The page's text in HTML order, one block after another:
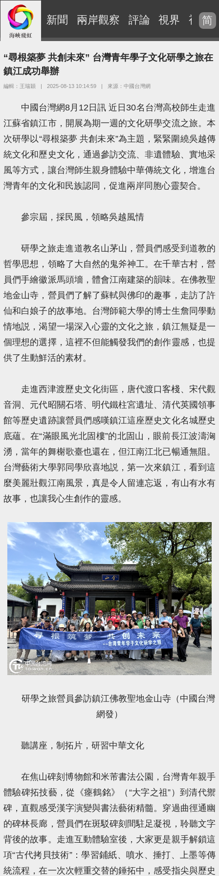
新聞 兩岸觀察 評論 視界 視頻
简
“尋根築夢 共創未來” 台灣青年學子文化研學之旅在
鎮江成功舉辦
編輯：王瑞穎 | 2025-08-13 10:14:59 | 來源：中國台灣網
中國台灣網8月12日訊 近日30名台灣高校師生走進
江蘇省鎮江市，開展為期一週的文化研學交流之旅。本
次研學以“尋根築夢 共創未來”為主題，緊緊圍繞吳越傳
統文化和歷史文化，通過參訪交流、非遺體驗、實地采
風等方式，讓台灣師生親身體驗中華傳統文化，增進台
灣青年的文化和民族認同，促進兩岸同胞心靈契合。
參宗屆，採民風，領略吳越風情
研學之旅走進道教名山茅山，營員們感受到道教的
哲學思想，領略了大自然的鬼斧神工。在千華古村，營
員們手繪徽派馬頭墻，體會江南建築的韻味。在佛教聖
地金山寺，營員們了解了蘇軾與佛印的趣事，走訪了許
仙和白娘子的故事地。台灣師範大學的博士生詹同學動
情地説，渴望一場深入心靈的文化之旅，鎮江無疑是一
個理想的選擇，這裡不但能觸發我們的創作靈感，也提
供了生動鮮活的素材。
走進西津渡歷史文化街區，唐代渡口客棧、宋代觀
音洞、元代昭關石塔、明代鐵柱宮遺址、清代英國領事
館等歷史遺跡讓營員們感嘆鎮江這座歷史文化名城歷史
底蘊。在“滿眼風光北固樓”的北固山，眼前長江波濤洶
湧，當年的舞榭歌臺也還在，但江南江北已暢通無阻。
台灣藝術大學郭同學欣喜地説，第一次來鎮江，看到這
麼美麗壯觀江南風景，真是令人留連忘返，有山有水有
故事，也讓我心生創作的靈感。
研學之旅營員參訪鎮江佛教聖地金山寺（中國台灣
網發）
聽講座，制拓片，研習中華文化
在焦山碑刻博物館和米芾書法公園，台灣青年親手
體驗碑拓技藝，從《瘞鶴銘》（“大字之祖”）到清代禦
碑，直觀感受漢字演變與書法藝術精髓。穿過曲徑通幽
的碑林長廊，營員們在斑駁碑刻間駐足凝視，聆聽文字
背後的故事。走進互動體驗室後，大家更是親手解鎖這
項“古代拷貝技術”：學習鋪紙、噴水、捶打、上墨等傳
統流程，在一次次輕重交替的錘拓中，感受指尖與歷史